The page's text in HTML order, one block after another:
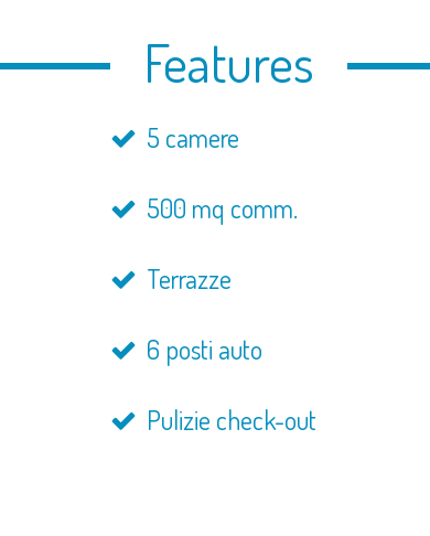
Features
5 camere
500 mq comm.
Terrazze
6 posti auto
Pulizie check-out